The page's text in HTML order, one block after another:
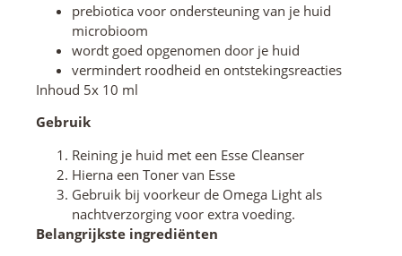
prebiotica voor ondersteuning van je huid
microbioom
wordt goed opgenomen door je huid
vermindert roodheid en ontstekingsreacties
Inhoud 5x 10 ml
Gebruik
Reining je huid met een Esse Cleanser
Hierna een Toner van Esse
Gebruik bij voorkeur de Omega Light als
nachtverzorging voor extra voeding.
Belangrijkste ingrediënten